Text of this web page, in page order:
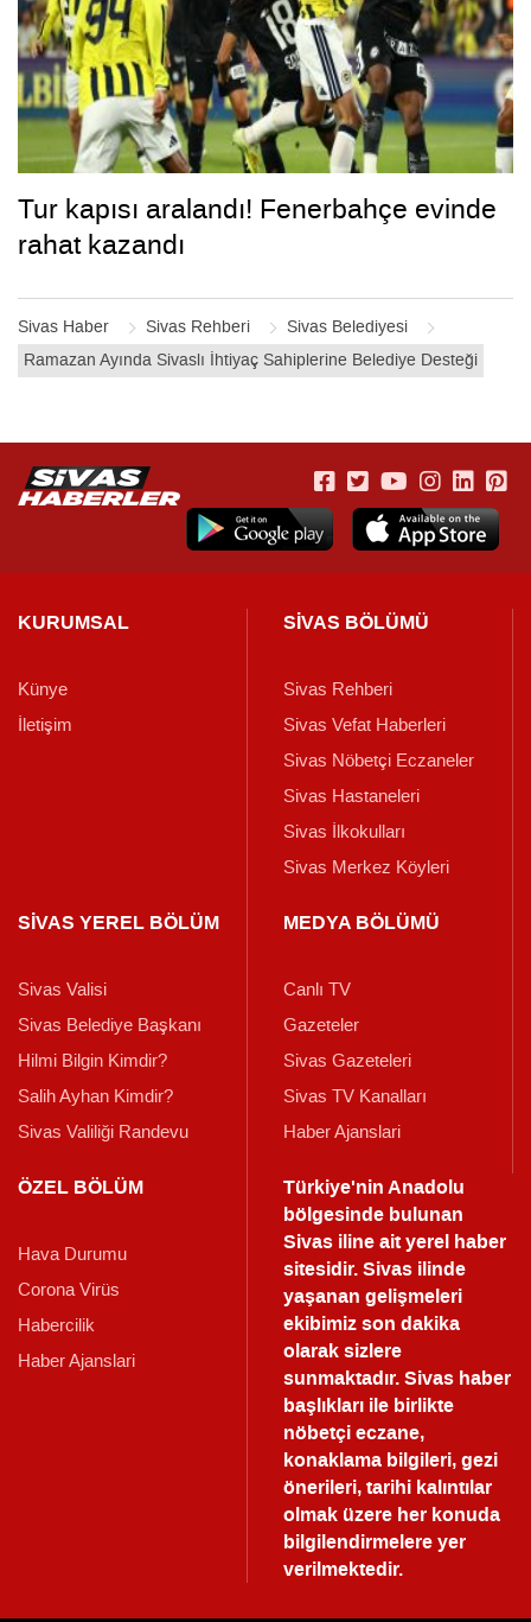
Sivas Haber Sivas Rehberi
Sivas Belediyesi
Ramazan Ayında Sivaslı İhtiyaç Sahiplerine Belediye Desteği
Tur kapısı aralandı! Fenerbahçe evinde
rahat kazandı
KURUMSAL
Künye
İletişim
SİVAS BÖLÜMÜ
Sivas Rehberi
Sivas Vefat Haberleri
Sivas Nöbetçi Eczaneler
Sivas Hastaneleri
Sivas İlkokulları
Sivas Merkez Köyleri
SİVAS YEREL BÖLÜM
Sivas Valisi
Sivas Belediye Başkanı
Hilmi Bilgin Kimdir?
Salih Ayhan Kimdir?
Sivas Valiliği Randevu
MEDYA BÖLÜMÜ
Canlı TV
Gazeteler
Sivas Gazeteleri
Sivas TV Kanalları
Haber Ajanslari
ÖZEL BÖLÜM
Hava Durumu
Corona Virüs
Habercilik
Haber Ajanslari
Türkiye'nin Anadolu
bölgesinde bulunan
Sivas iline ait yerel haber
sitesidir. Sivas ilinde
yaşanan gelişmeleri
ekibimiz son dakika
olarak sizlere
sunmaktadır.Sivas haber
başlıkları ile birlikte
nöbetçi eczane,
konaklama bilgileri, gezi
önerileri, tarihi kalıntılar
olmak üzere her konuda
bilgilendirmelere yer
verilmektedir.